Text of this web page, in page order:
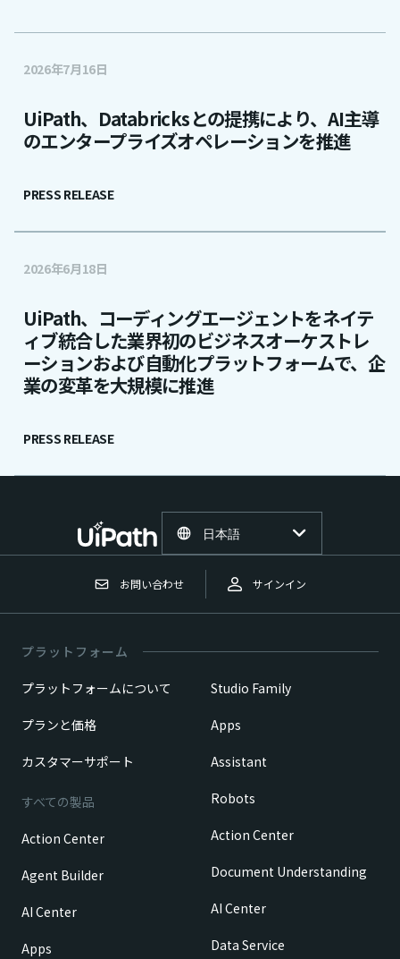
2026年7月16日
UiPath、Databricksとの提携により、AI主導
のエンタープライズオペレーションを推進
PRESS RELEASE
2026年6月18日
UiPath、コーディングエージェントをネイテ
ィブ統合した業界初のビジネスオーケストレ
ーションおよび自動化プラットフォームで、企
業の変革を大規模に推進
PRESS RELEASE
お問い合わせ サインイン
日本語
プラットフォーム
プラットフォームについて
プランと価格
カスタマーサポート
すべての製品
Action Center
Agent Builder
AI Center
Apps
Studio Family
Apps
Assistant
Robots
Action Center
Document Understanding
AI Center
Data Service